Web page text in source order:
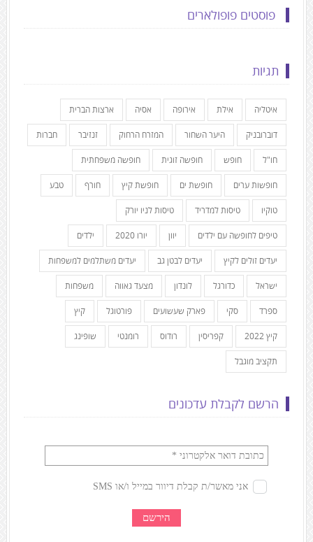
פוסטים פופולארים
תגיות
איטליה אילת אירופה אסיה ארצות הברית
דוברובניק היער השחור המזרח הרחוק זנזיבר חברות
חו"ל חופש חופשה זוגית חופשה משפחתית
חופשות ערים חופשת ים חופשת קיץ חורף טבע
טוקיו טיסות למדריד טיסות לניו יורק
טיפים לחופשה עם ילדים יוון יורו 2020 ילדים
יעדים זולים לקיץ יעדים לבטן גב יעדים משתלמים למשפחות
ישראל כדורגל לונדון מצעד גאווה משפחות
ספרד סקי פארק שעשועים פורטוגל קיץ
קיץ 2022 קפריסין רודוס רומנטי שופינג
תקציב מוגבל
הרשם לקבלת עדכונים